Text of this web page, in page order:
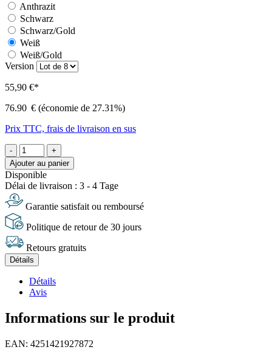
Anthrazit
Schwarz
Schwarz/Gold
Weiß
Weiß/Gold
Version
55,90 €*
76.90 € (économie de 27.31%)
Prix TTC, frais de livraison en sus
-
+
Ajouter au panier
Disponible
Délai de livraison : 3 - 4 Tage
Garantie satisfait ou remboursé
Politique de retour de 30 jours
Retours gratuits
Détails
Détails
Avis
Informations sur le produit
EAN: 4251421927872